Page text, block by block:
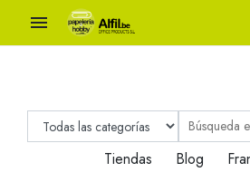

Tiendas Blog